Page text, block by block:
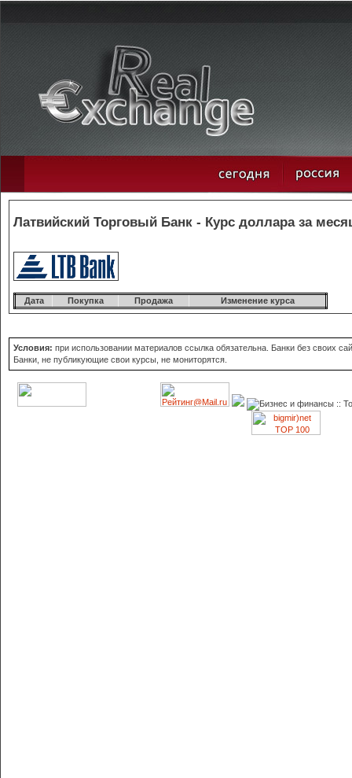
Латвийский Торговый Банк - Курс доллара за
Дата Покупка Продажа Изменение курса
Условия: при использовании материалов ссылка обязательна. Банки без своих
Банки, не публикующие свои курсы, не мониторятся.